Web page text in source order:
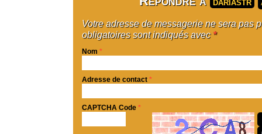
Votre adresse de messagerie ne sera pas
obligatoires sont indiqués avec *
Nom *
Adresse de contact *
CAPTCHA Code *